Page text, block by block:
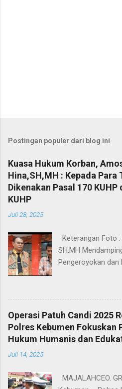
Postingan populer dari blog ini
Kuasa Hukum Korban,
Hina,SH,MH : Kepada Para
Dikenakan Pasal 170 KUHP
KUHP
Juli 28, 2025
Keterangan Foto
SH,MH
Pengeroyokan dan
masing
pengeroyokan dan
Kuasa Hukum
mendatangi
(28/7/2025), guna
JAKSEL/POLDA
Operasi Patuh Candi 2025
Polres Kebumen Fokuskan
Hukum Humanis dan
Juli 14, 2025
MAJALAHCEO.